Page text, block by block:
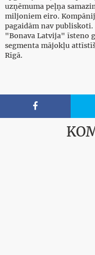
uzņēmuma peļņa
miljoniem eiro.
pagaidām nav publiskoti.
"Bonava Latvija" īsteno
segmenta mājokļu
Rīgā.
